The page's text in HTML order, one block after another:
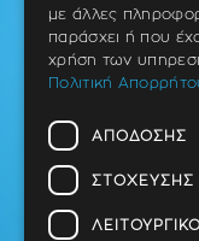
Πανόραμα
Χαριλάου
Ταβάκη – Θ.
Θέρμη –
T.K 57001
με άλλες
παράσχει ή που
χρήση των
Πολιτική
ΑΠΌΔΟΣΗΣ
ΣΤΌΧΕΥΣΗΣ